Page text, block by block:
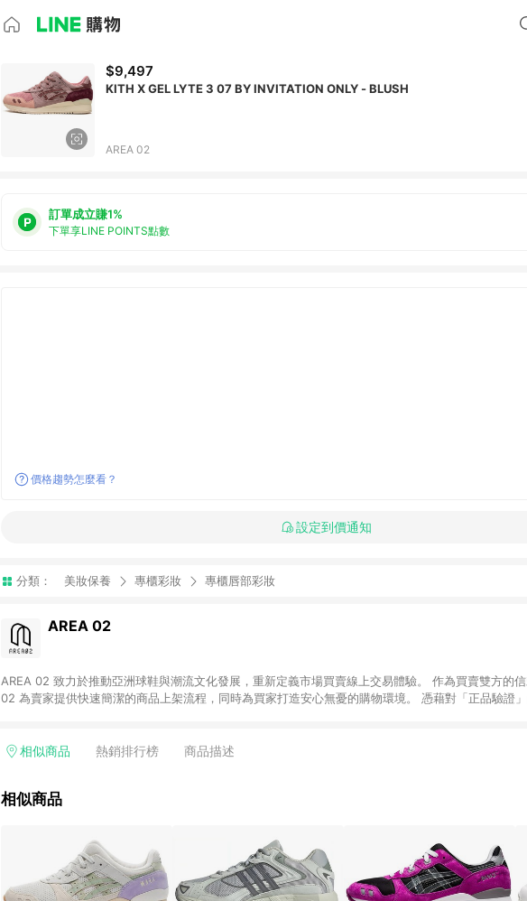
$9,497
KITH X GEL LYTE 3 07 BY INVITATION ONLY - BLUSH
AREA 02
訂單成立賺1%
下單享LINE POINTS點數
價格趨勢怎麼看？
設定到價通知
分類： 美妝保養 專櫃彩妝 專櫃唇部彩妝
AREA 02
AREA 02 致力於推動亞洲球鞋與潮流文化發展，重新定義市場買賣線上交易體驗。 作為買賣雙方的
02 為賣家提供快速簡潔的商品上架流程，同時為買家打造安心無憂的購物環境。 憑藉對「正品驗證
相似商品 熱銷排行榜 商品描述
相似商品